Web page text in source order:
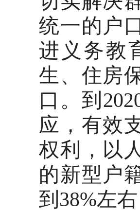
统一的户
进义务教
生、住房
口。到
应，有效
权利，以
的新型户
到38%左